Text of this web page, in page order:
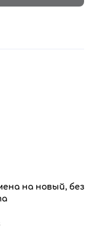
на новый, без